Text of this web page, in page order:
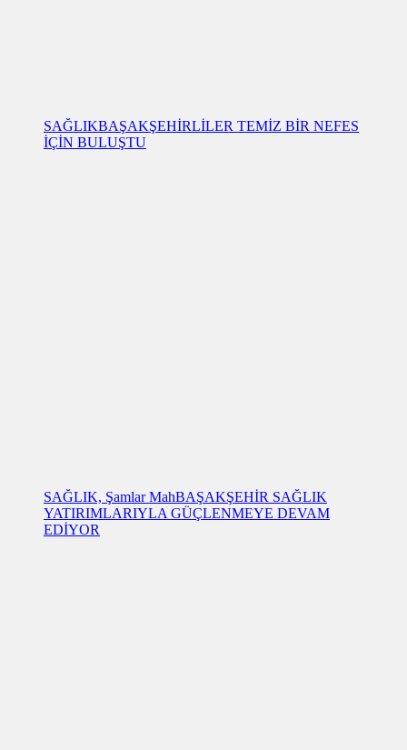
SAĞLIKBAŞAKŞEHİRLİLER TEMİZ BİR NEFES
İÇİN BULUŞTU
SAĞLIK, Şamlar MahBAŞAKŞEHİR SAĞLIK
YATIRIMLARIYLA GÜÇLENMEYE DEVAM
EDİYOR